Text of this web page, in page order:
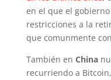
en el que el
restricciones a la
que comunmente
También en China
recurriendo a